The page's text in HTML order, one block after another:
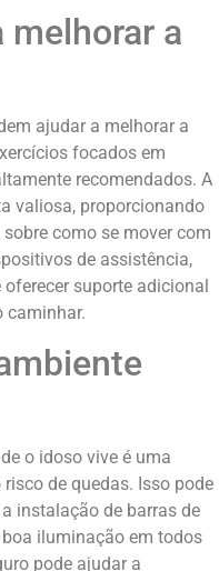
melhorar a
ajudar a melhorar a
focados em
recomendados. A
valiosa, proporcionando
como se mover com
de assistência,
suporte adicional
caminhar.
o idoso vive é uma
de quedas. Isso pode
instalação de barras de
iluminação em todos
pode ajudar a